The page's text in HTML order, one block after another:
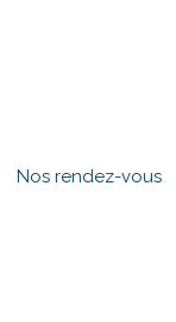
Nos rendez-vous